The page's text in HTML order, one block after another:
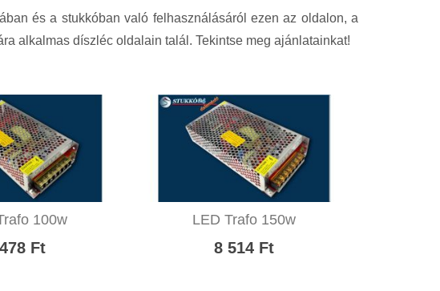
és a stukkóban való felhasználásáról ezen az oldalon, a
alkalmas díszléc oldalain talál. Tekintse meg ajánlatainkat!
100w
Ft
LED Trafo 150w
8 514 Ft